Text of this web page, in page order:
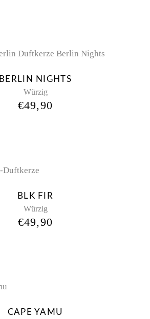
BERLIN NIGHTS
Würzig
€49,90
BLK FIR
Würzig
€49,90
CAPE YAMU